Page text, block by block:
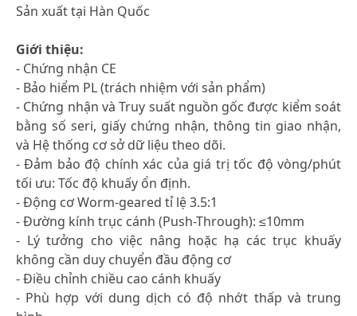
Sản xuất tại Hàn Quốc
Giới thiệu:
- Chứng nhận CE
- Bảo hiểm PL (trách nhiệm với sản phẩm)
- Chứng nhận và Truy suất nguồn gốc được kiểm soát
bằng số seri, giấy chứng nhận, thông tin giao nhận,
và Hệ thống cơ sở dữ liệu theo dõi.
- Đảm bảo độ chính xác của giá trị tốc độ vòng/phút
tối ưu: Tốc độ khuấy ổn định.
- Động cơ Worm-geared tỉ lệ 3.5:1
- Đường kính trục cánh (Push-Through): ≤10mm
- Lý tưởng cho việc nâng hoặc hạ các trục khuấy
không cần duy chuyển đầu động cơ
- Điều chỉnh chiều cao cánh khuấy
- Phù hợp với dung dịch có độ nhớt thấp và trung